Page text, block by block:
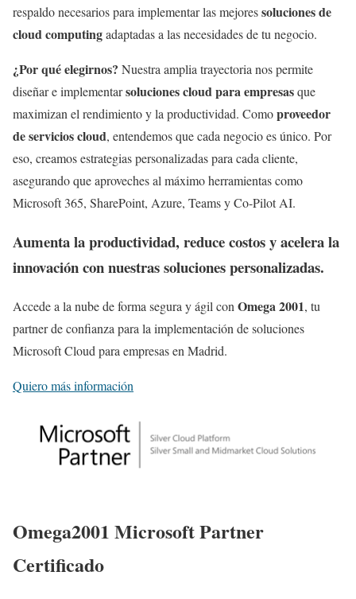
respaldo necesarios para implementar las mejoressoluciones de
cloud computingadaptadas a las necesidades de tu negocio.
¿Por qué elegirnos? Nuestra amplia trayectoria nos permite
diseñar e implementarsoluciones cloud para empresasque
maximizan el rendimiento y la productividad. Comoproveedor
de servicios cloud, entendemos que cada negocio es único. Por
eso, creamos estrategias personalizadas para cada cliente,
asegurando que aproveches al máximo herramientas como
Microsoft 365, SharePoint, Azure, Teams y Co-Pilot AI.
Aumenta la productividad, reduce costos y acelera la
innovación con nuestras soluciones personalizadas.
Accede a la nube de forma segura y ágil con Omega 2001, tu
partner de confianza para la implementación de soluciones
Microsoft Cloud para empresas en Madrid.
Quiero más información
Omega2001 Microsoft Partner
Certificado